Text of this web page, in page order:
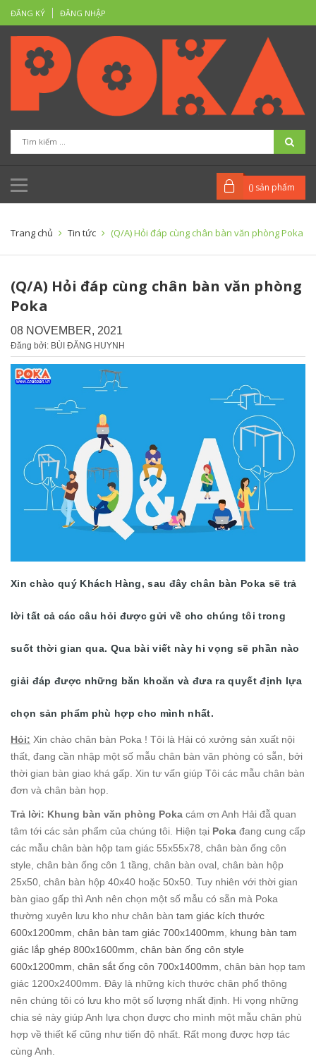
ĐĂNG KÝ ĐĂNG NHẬP
() sản phẩm
Trang chủ Tin tức (Q/A) Hỏi đáp cùng chân bàn văn phòng Poka
(Q/A) Hỏi đáp cùng chân bàn văn phòng
Poka
08 NOVEMBER, 2021
Đăng bởi: BÙI ĐĂNG HUYNH
Xin chào quý Khách Hàng, sau đây chân bàn Poka sẽ trả
lời tất cả các câu hỏi được gửi về cho chúng tôi trong
suốt thời gian qua. Qua bài viết này hi vọng sẽ phần nào
giải đáp được những băn khoăn và đưa ra quyết định lựa
chọn sản phẩm phù hợp cho mình nhất.
Hỏi: Xin chào chân bàn Poka ! Tôi là Hải có xưởng sản xuất nội
thất, đang cần nhập một số mẫu chân bàn văn phòng có sẵn, bởi
thời gian bàn giao khá gấp. Xin tư vấn giúp Tôi các mẫu chân bàn
đơn và chân bàn họp.
Trả lời: Khung bàn văn phòng Poka cám ơn Anh Hải đẫ quan
tâm tới các sản phẩm của chúng tôi. Hiện tại Poka đang cung cấp
các mẫu chân bàn hộp tam giác 55x55x78, chân bàn ống côn
style, chân bàn ống côn 1 tầng, chân bàn oval, chân bàn hộp
25x50, chân bàn hộp 40x40 hoặc 50x50. Tuy nhiên với thời gian
bàn giao gấp thì Anh nên chọn một số mẫu có sẵn mà Poka
thường xuyên lưu kho như chân bàn tam giác kích thước
600x1200mm, chân bàn tam giác 700x1400mm, khung bàn tam
giác lắp ghép 800x1600mm, chân bàn ống côn style
600x1200mm, chân sắt ống côn 700x1400mm, chân bàn họp tam
giác 1200x2400mm. Đây là những kích thước chân phổ thông
nên chúng tôi có lưu kho một số lượng nhất định. Hi vọng những
chia sẻ này giúp Anh lựa chọn được cho mình một mẫu chân phù
hợp về thiết kế cũng như tiến độ nhất. Rất mong được hợp tác
cùng Anh.